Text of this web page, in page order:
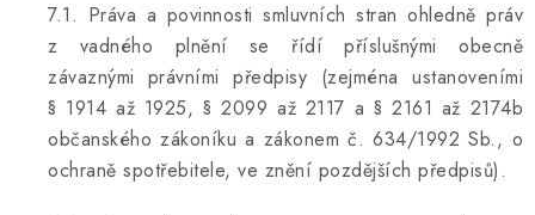
7.1. Práva a povinnosti smluvních stran ohledně práv
z vadného plnění se řídí příslušnými obecně
závaznými právními předpisy (zejména ustanoveními
§ 1914 až 1925, § 2099 až 2117 a § 2161 až 2174b
občanského zákoníku a zákonem č. 634/1992 Sb., o
ochraně spotřebitele, ve znění pozdějších předpisů).